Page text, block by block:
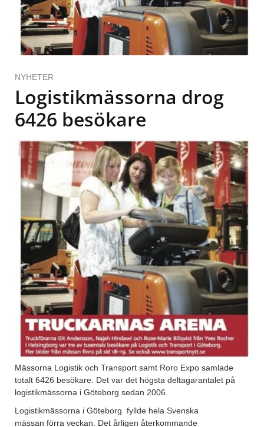
NYHETER
Logistikmässorna drog
6426 besökare
Mässorna Logistik och Transport samt Roro Expo samlade
totalt 6426 besökare. Det var det högsta deltagarantalet på
logistikmässorna i Göteborg sedan 2006.
Logistikmässorna i Göteborg fyllde hela Svenska
mässan förra veckan. Det årligen återkommande